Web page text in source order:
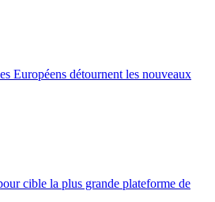
Européens détournent les nouveaux
cible la plus grande plateforme de